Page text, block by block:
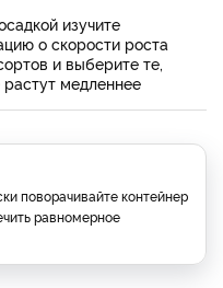
изучите
о скорости роста
и выберите те,
растут медленнее
поворачивайте контейнер
равномерное